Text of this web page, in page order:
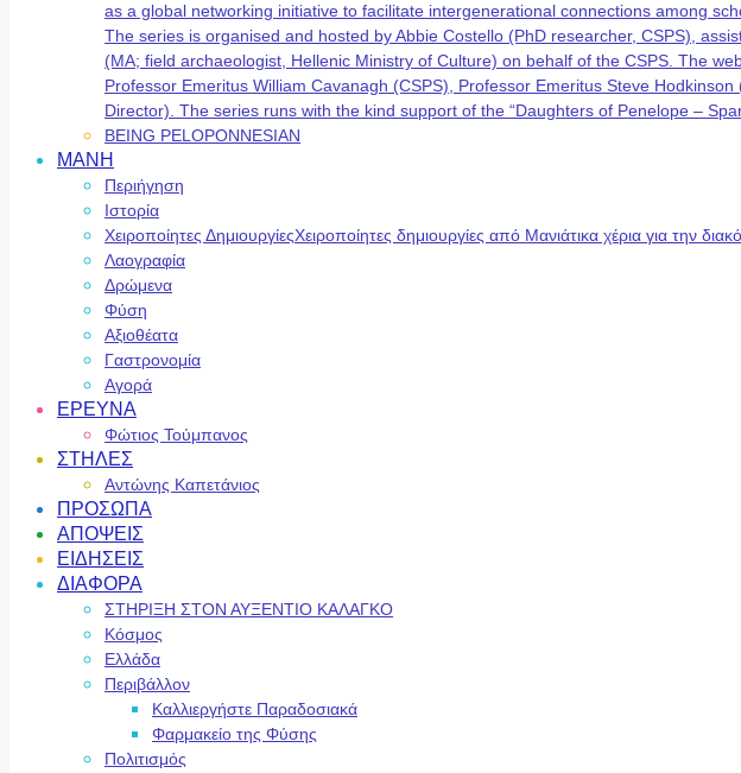
as a global networking initiative to facilitate intergenerational connections among
The series is organised and hosted by Abbie Costello (PhD researcher, CSPS),
(MA; field archaeologist, Hellenic Ministry of Culture) on behalf of the CSPS. The
Professor Emeritus William Cavanagh (CSPS), Professor Emeritus Steve
Director). The series runs with the kind support of the “Daughters of Penelope –
BEING PELOPONNESIAN
ΜΑΝΗ
Περιήγηση
Ιστορία
Χειροποίητες ΔημιουργίεςΧειροποίητες δημιουργίες από Μανιάτικα χέρια για την
Λαογραφία
Δρώμενα
Φύση
Αξιοθέατα
Γαστρονομία
Αγορά
ΕΡΕΥΝΑ
Φώτιος Τούμπανος
ΣΤΗΛΕΣ
Αντώνης Καπετάνιος
ΠΡΟΣΩΠΑ
ΑΠΟΨΕΙΣ
ΕΙΔΗΣΕΙΣ
ΔΙΑΦΟΡΑ
ΣΤΗΡΙΞΗ ΣΤΟΝ ΑΥΞΕΝΤΙΟ ΚΑΛΑΓΚΟ
Κόσμος
Ελλάδα
Περιβάλλον
Καλλιεργήστε Παραδοσιακά
Φαρμακείο της Φύσης
Πολιτισμός